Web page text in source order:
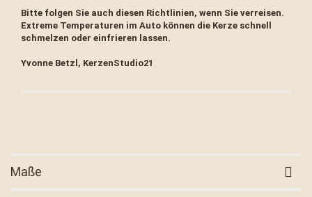
Bitte folgen Sie auch diesen Richtlinien, wenn Sie verreisen.
Extreme Temperaturen im Auto können die Kerze schnell
schmelzen oder einfrieren lassen.
Yvonne Betzl, KerzenStudio21
Maße